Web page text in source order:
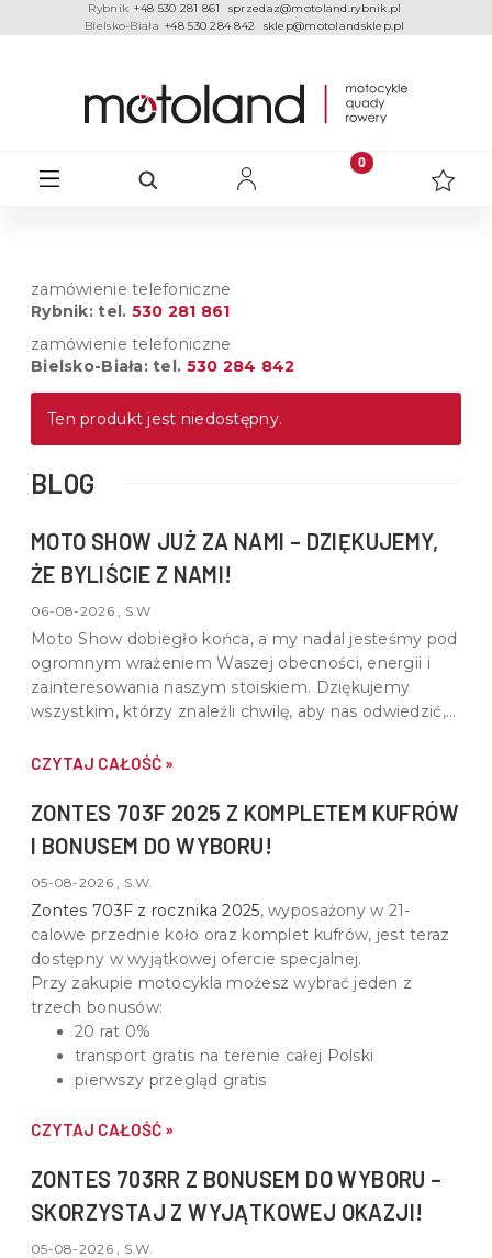
Rybnik +48 530 281 861
sprzedaz@motoland.rybnik.pl
Bielsko-Biała +48 530 284 842 sklep@motolandsklep.pl
zamówienie telefoniczne
Rybnik: tel. 530 281 861
zamówienie telefoniczne
Bielsko-Biała: tel. 530 284 842
Ten produkt jest niedostępny.
BLOG
MOTO SHOW JUŻ ZA NAMI – DZIĘKUJEMY,
ŻE BYLIŚCIE Z NAMI!
06-08-2026 , S.W
Moto Show dobiegło końca, a my nadal jesteśmy pod
ogromnym wrażeniem Waszej obecności, energii i
zainteresowania naszym stoiskiem. Dziękujemy
wszystkim, którzy znaleźli chwilę, aby nas odwiedzić,
do motoryzacji.
CZYTAJ CAŁOŚĆ »
ZONTES 703F 2025 Z KOMPLETEM KUFRÓW
I BONUSEM DO WYBORU!
05-08-2026 , S.W.
Zontes 703F z rocznika 2025, wyposażony w 21-
calowe przednie koło oraz komplet kufrów, jest teraz
dostępny w wyjątkowej ofercie specjalnej.
Przy zakupie motocykla możesz wybrać jeden z
trzech bonusów:
20 rat 0%
transport gratis na terenie całej Polski
pierwszy przegląd gratis
CZYTAJ CAŁOŚĆ »
ZONTES 703RR Z BONUSEM DO WYBORU –
SKORZYSTAJ Z WYJĄTKOWEJ OKAZJI!
05-08-2026 , S.W.